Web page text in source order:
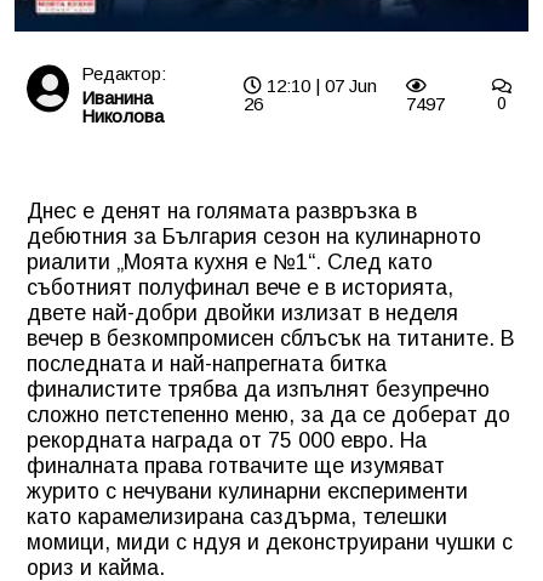
Редактор:
Иванина
Николова
12:10 | 07 Jun
26
7497 0
Днес е денят на голямата развръзка в
дебютния за България сезон на кулинарното
риалити „Моята кухня е №1“. След като
съботният полуфинал вече е в историята,
двете най-добри двойки излизат в неделя
вечер в безкомпромисен сблъсък на титаните. В
последната и най-напрегната битка
финалистите трябва да изпълнят безупречно
сложно петстепенно меню, за да се доберат до
рекордната награда от 75 000 евро. На
финалната права готвачите ще изумяват
журито с нечувани кулинарни експерименти
като карамелизирана саздърма, телешки
момици, миди с ндуя и деконструирани чушки с
ориз и кайма.